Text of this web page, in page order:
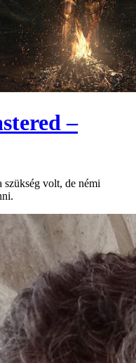
–
volt, de némi